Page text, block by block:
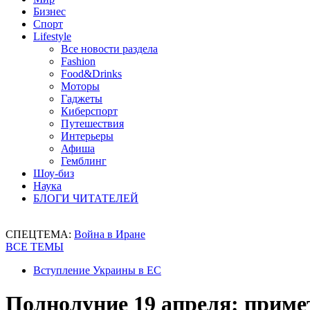
Бизнес
Спорт
Lifestyle
Все новости раздела
Fashion
Food&Drinks
Моторы
Гаджеты
Киберспорт
Путешествия
Интерьеры
Афиша
Гемблинг
Шоу-биз
Наука
БЛОГИ ЧИТАТЕЛЕЙ
СПЕЦТЕМА: Война в Иране
ВСЕ ТЕМЫ
Вступление Украины в ЕС
Полнолуние 19 апреля: